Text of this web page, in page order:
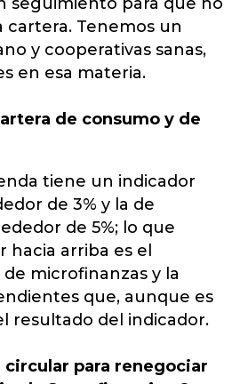
cartera. Tenemos un
y cooperativas sanas,
en esa materia.
de consumo y de
tiene un indicador
de 3% y la de
de 5%; lo que
hacia arriba es el
microfinanzas y la
que, aunque es
resultado del indicador.
circular para renegociar